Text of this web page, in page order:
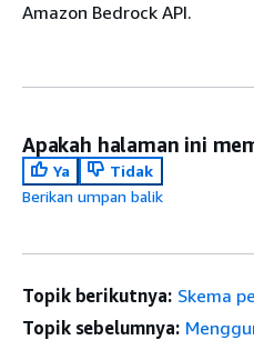
Amazon Bedrock API.
Apakah halaman ini
Ya
Tidak
Berikan umpan balik
Topik berikutnya: Skema
Topik sebelumnya: